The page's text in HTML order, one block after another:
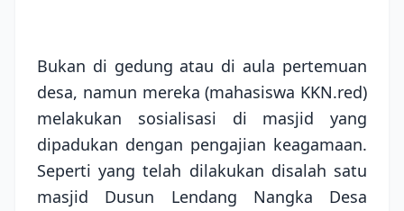
Bukan di gedung atau di aula pertemuan
desa, namun mereka (mahasiswa KKN.red)
melakukan sosialisasi di masjid yang
dipadukan dengan pengajian keagamaan.
Seperti yang telah dilakukan disalah satu
masjid Dusun Lendang Nangka Desa